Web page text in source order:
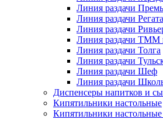
Линия раздачи
Линия раздачи
Линия раздачи
Линия раздачи ТММ
Линия раздачи Толга
Линия раздачи
Линия раздачи Шеф
Линия раздачи
Диспенсеры напитков и
Кипятильники настольные
Кипятильники